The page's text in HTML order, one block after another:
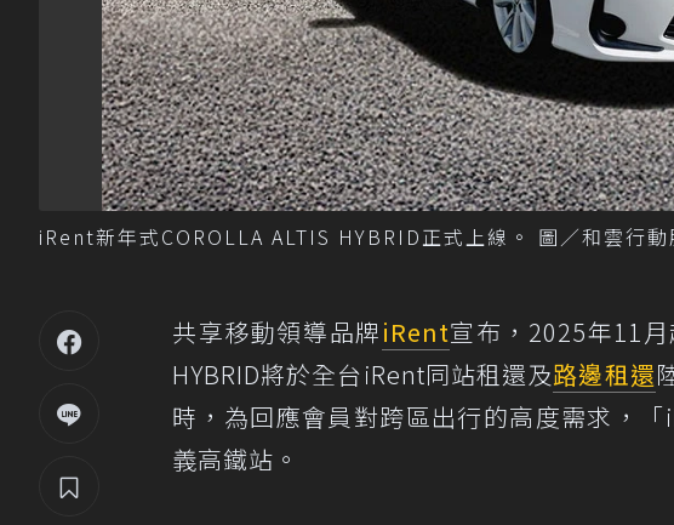
iRent新年式COROLLA ALTIS HYBRID正式上線。 圖／和雲行動
共享移動領導品牌iRent宣布，2025年11月
HYBRID將於全台iRent同站租還及路邊租還
時，為回應會員對跨區出行的高度需求，
義高鐵站。